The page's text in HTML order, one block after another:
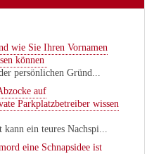
wie Sie Ihren Vornamen
können
persönlichen Gründ...
auf
Parkplatzbetreiber wissen
ein teures Nachspi...
eine Schnapsidee ist